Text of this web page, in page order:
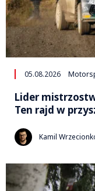
05.08.2026
Lider
Ten rajd w
Kamil